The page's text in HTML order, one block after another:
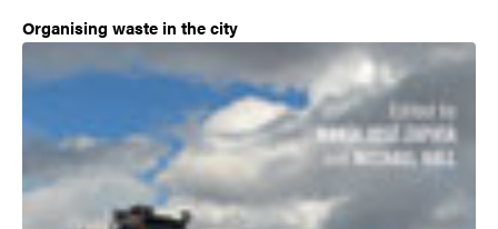
Organising waste in the city